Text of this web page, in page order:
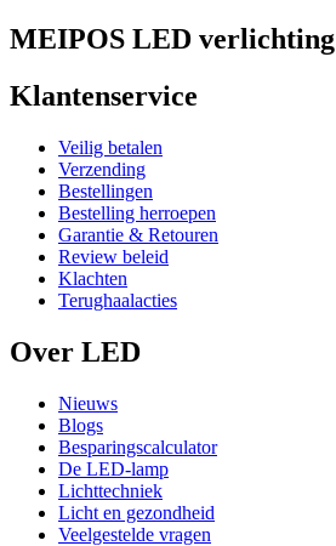
MEIPOS LED verlichting
Klantenservice
Veilig betalen
Verzending
Bestellingen
Bestelling herroepen
Garantie & Retouren
Review beleid
Klachten
Terughaalacties
Over LED
Nieuws
Blogs
Besparingscalculator
De LED-lamp
Lichttechniek
Licht en gezondheid
Veelgestelde vragen